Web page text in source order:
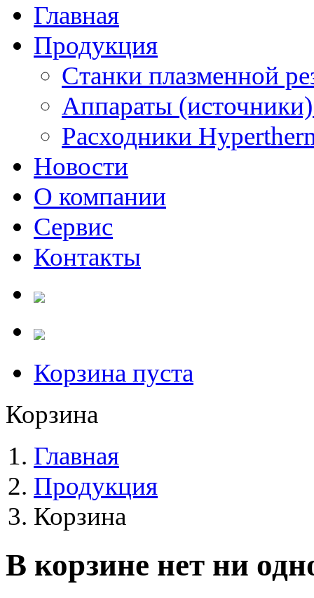
Главная
Продукция
Станки плазменной
Аппараты
Расходники
Новости
О компании
Сервис
Контакты
Корзина пуста
Корзина
Главная
Продукция
Корзина
В корзине нет ни